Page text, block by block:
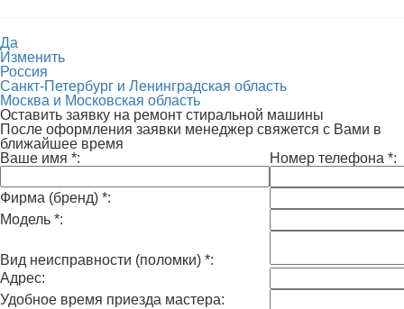
Да
Изменить
Россия
Санкт-Петербург и Ленинградская область
Москва и Московская область
Оставить заявку на ремонт стиральной машины
После оформления заявки менеджер свяжется с Вами в
ближайшее время
Ваше имя *: Номер телефона *:
Фирма (бренд) *:
Модель *:
Вид неисправности (поломки) *:
Адрес:
Удобное время приезда мастера: